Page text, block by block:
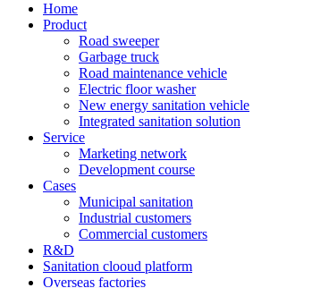
Home
Product
Road sweeper
Garbage truck
Road maintenance vehicle
Electric floor washer
New energy sanitation vehicle
Integrated sanitation solution
Service
Marketing network
​​​​​Development course
Cases
Municipal sanitation
Industrial customers
Commercial customers
R&D
Sanitation clooud platform
Overseas factories